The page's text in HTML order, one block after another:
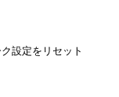
設定をリセット